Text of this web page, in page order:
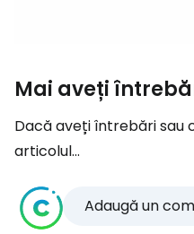
Mai aveți
Dacă aveți întrebări sau
articolul...
Adaugă un